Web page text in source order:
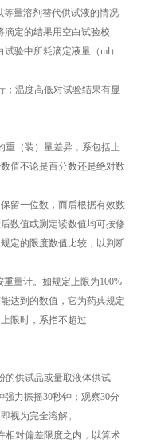
等量溶剂替代供试液的情况
滴定的结果用空白试验校
验中所耗滴定液量（ml）
；温度高低对试验结果有显
重（装）量差异，系包括上
值不论是百分数还是绝对数
留一位数，而后根据有效数
数值或测定读数值均可按修
定的限度数值比较，以判断
量计。如规定上限为100%
达到的数值，它为药典规定
限时，系指不超过
的供试品或量取液体供试
力振摇30秒钟；观察30分
视为完全溶解。
相对偏差限度之内，以算术